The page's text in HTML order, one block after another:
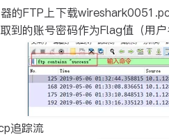
的FTP上下载
到的账号密码作为Flag值（用
追踪流